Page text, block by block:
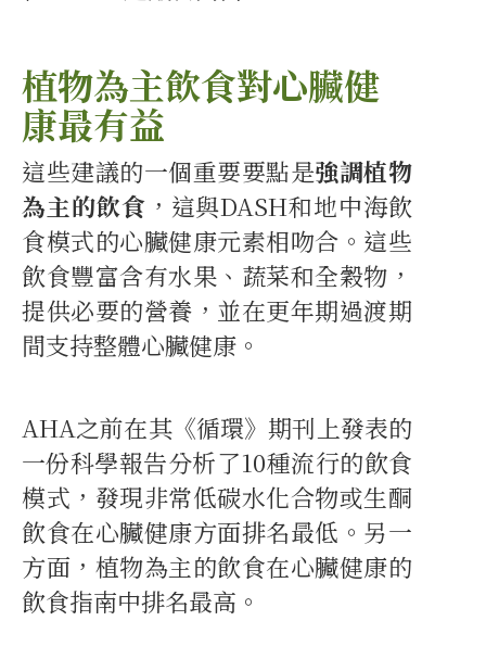
植物為主飲食對心臟健
康最有益
這些建議的一個重要要點是強調植物
為主的飲食 ，這與DASH和地中海飲
食模式的心臟健康元素相吻合。這些
飲食豐富含有水果、蔬菜和全穀物，
提供必要的營養，並在更年期過渡期
間支持整體心臟健康。
AHA之前在其《循環》期刊上發表的
一份科學報告分析了10種流行的飲食
模式，發現非常低碳水化合物或生酮
飲食在心臟健康方面排名最低。另一
方面，植物為主的飲食在心臟健康的
飲食指南中排名最高。